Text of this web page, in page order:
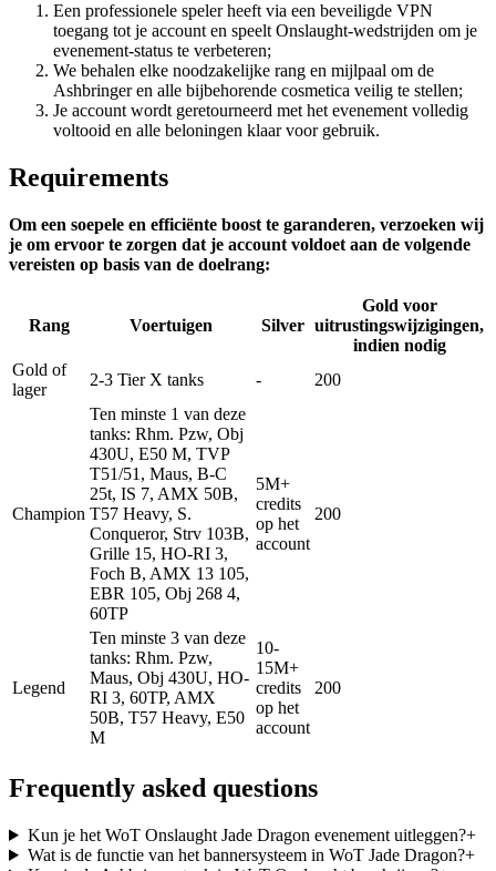
Een professionele speler heeft via een beveiligde VPN
toegang tot je account en speelt Onslaught-wedstrijden om je
evenement-status te verbeteren;
We behalen elke noodzakelijke rang en mijlpaal om de
Ashbringer en alle bijbehorende cosmetica veilig te stellen;
Je account wordt geretourneerd met het evenement volledig
voltooid en alle beloningen klaar voor gebruik.
Requirements
Om een soepele en efficiënte boost te garanderen, verzoeken wij
je om ervoor te zorgen dat je account voldoet aan de volgende
vereisten op basis van de doelrang:
Rang Voertuigen Silver
Gold voor
uitrustingswijzigingen,
indien nodig
Gold of
lager
2-3 Tier X tanks - 200
Champion
Ten minste 1 van deze
tanks: Rhm. Pzw, Obj
430U, E50 M, TVP
T51/51, Maus, B-C
25t, IS 7, AMX 50B,
T57 Heavy, S.
Conqueror, Strv 103B,
Grille 15, HO-RI 3,
Foch B, AMX 13 105,
EBR 105, Obj 268 4,
60TP
5M+
credits
op het
account
200
Legend
Ten minste 3 van deze
tanks: Rhm. Pzw,
Maus, Obj 430U, HO-
RI 3, 60TP, AMX
50B, T57 Heavy, E50
M
10-
15M+
credits
op het
account
200
Frequently asked questions
Kun je het WoT Onslaught Jade Dragon evenement uitleggen?+
Wat is de functie van het bannersysteem in WoT Jade Dragon?+